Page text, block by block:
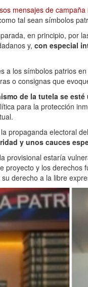
mensajes de
tal sean símbolos
en principio, por
y, con especial
a los símbolos patrios
o consignas que
de la tutela se
para la protección
propaganda electoral
y unos cauces
provisional estaría
proyecto y los derechos
derecho a la libre